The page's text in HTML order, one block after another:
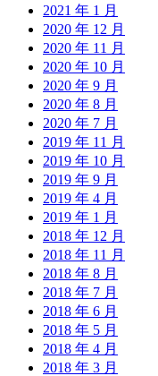
2021 年 1 月
2020 年 12 月
2020 年 11 月
2020 年 10 月
2020 年 9 月
2020 年 8 月
2020 年 7 月
2019 年 11 月
2019 年 10 月
2019 年 9 月
2019 年 4 月
2019 年 1 月
2018 年 12 月
2018 年 11 月
2018 年 8 月
2018 年 7 月
2018 年 6 月
2018 年 5 月
2018 年 4 月
2018 年 3 月